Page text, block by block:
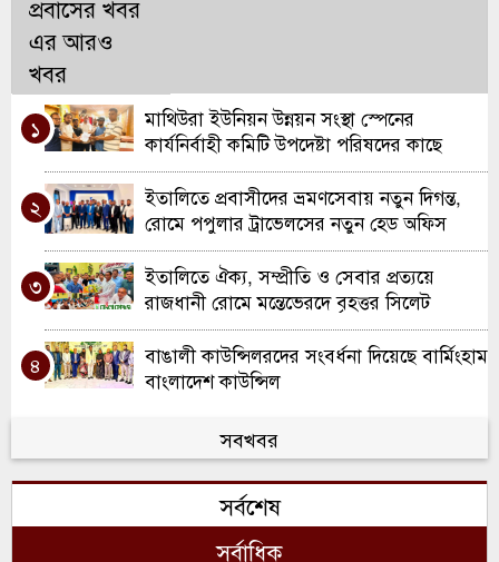
প্রবাসের খবর
এর আরও
খবর
১
মাথিউরা ইউনিয়ন উন্নয়ন সংস্থা স্পেনের
কার্যনির্বাহী কমিটি উপদেষ্টা পরিষদের কাছে
দায়িত্ব হস্তান্তর
২
ইতালিতে প্রবাসীদের ভ্রমণসেবায় নতুন দিগন্ত,
রোমে পপুলার ট্রাভেলসের নতুন হেড অফিস
উদ্বোধন
৩
ইতালিতে ঐক্য, সম্প্রীতি ও সেবার প্রত্যয়ে
রাজধানী রোমে মন্তেভেরদে বৃহত্তর সিলেট
সমিতির যাত্রা
৪
বাঙালী কাউন্সিলরদের সংবর্ধনা দিয়েছে বার্মিংহাম
বাংলাদেশ কাউন্সিল
আয়ারল্যান্ডে ‘আইরিশ বাংলা অ্যাসোসিয়েশন
অব ডোনেগাল’-এর জরুরি সভা, নতুন কার্যকরী
কমিটি ঘোষণা
৬
ওয়ালসলে কিরণ বালতির উদ্যোগে কাউন্সিলর
দিলু মিয়াকে সংবর্ধনা
সবখবর
সর্বশেষ
সর্বাধিক